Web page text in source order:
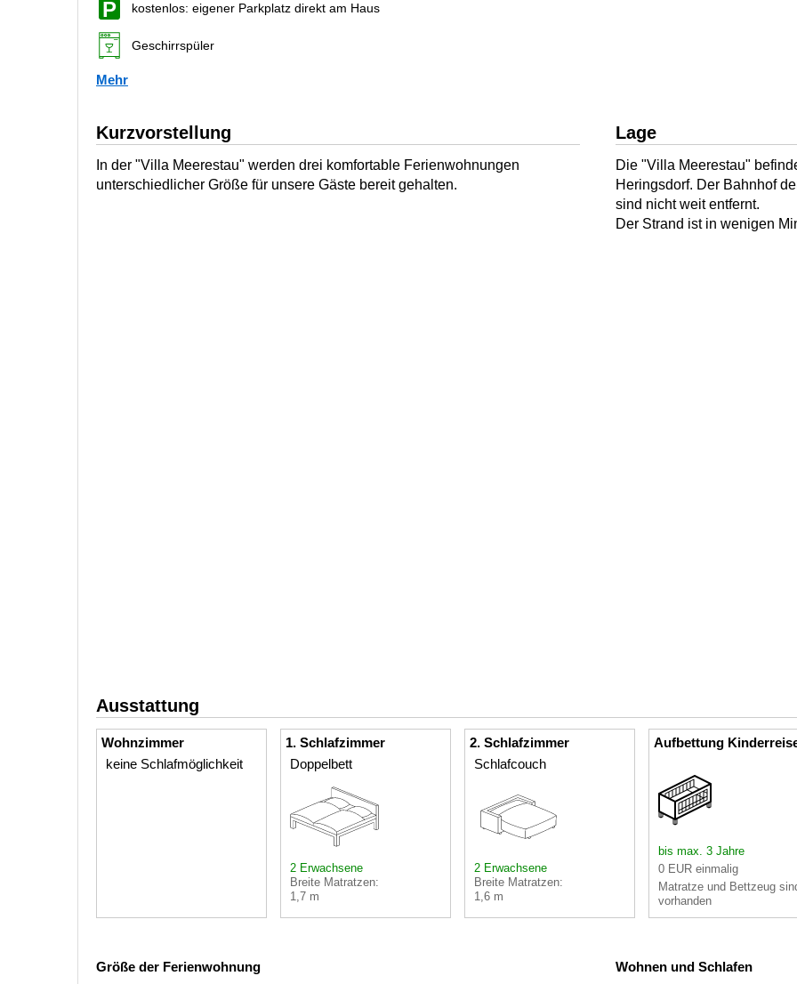
kostenlos: eigener Parkplatz direkt am Haus
Geschirrspüler
Mehr
Kurzvorstellung
In der "Villa Meerestau" werden drei komfortable Ferienwohnungen
unterschiedlicher Größe für unsere Gäste bereit gehalten.
Lage
Die "Villa Meerestau"
Heringsdorf. Der Bahnhof
sind nicht weit entfernt.
Der Strand ist in wenigen
Ausstattung
Wohnzimmer
keine Schlafmöglichkeit
1. Schlafzimmer
Doppelbett
2 Erwachsene
Breite Matratzen:
1,7 m
2. Schlafzimmer
Schlafcouch
2 Erwachsene
Breite Matratzen:
1,6 m
Aufbettung
bis max. 3 Jahre
0 EUR einmalig
Matratze und Bettzeug
vorhanden
Größe der Ferienwohnung
Wohnen und Schlafen